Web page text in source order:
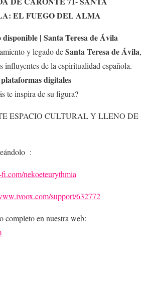
EL FUEGO DEL ALMA
disponible | Santa Teresa de Ávila
y legado deSanta Teresa de Ávila,
influyentes de la espiritualidad española.
digitales
te inspira de su figura?
ESPACIO CULTURAL Y LLENO DE
:
nekoeteurythmia
support/632772
completo en nuestra web: